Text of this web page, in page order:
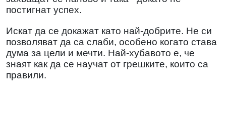
постигнат успех.
Искат да се докажат като най-добрите. Не си
позволяват да са слаби, особено когато става
дума за цели и мечти. Най-хубавото е, че
знаят как да се научат от грешките, които са
правили.